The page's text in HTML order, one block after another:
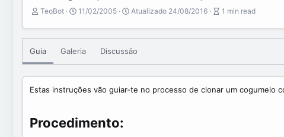
A
t
r
TeoBot
P
b
i
s
h
d
11/02/2005 Atualizado 24/08/2016
A
t
l
e
1 min read
Guia Galeria Discussão
Estas instruções vão guiar-te no processo de clonar um cogumelo
Procedimento: